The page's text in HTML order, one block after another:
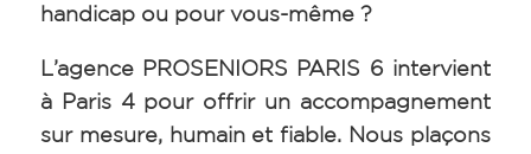
handicap ou pour vous-même ?
L’agence PROSENIORS PARIS 6 intervient
à Paris 4 pour offrir un accompagnement
sur mesure, humain et fiable. Nous plaçons